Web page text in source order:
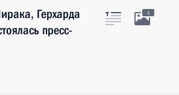
Герхарда
пресс-
1